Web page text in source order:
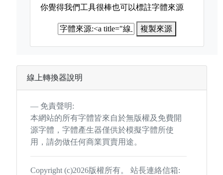
你覺得我們工具很棒也可以標註字體來源
複製來源
線上轉換器說明
免責聲明:
本網站的所有字體皆來自於無版權及免費開
源字體，字體產生器僅供於模擬字體所使
用，請勿做任何商業買賣用途。
Copyright (c)2026版權所有。 站長連絡信箱: